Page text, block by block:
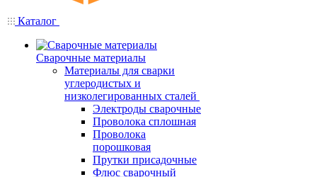
Каталог
Сварочные материалы
Материалы для сварки
углеродистых и
низколегированных сталей
Электроды сварочные
Проволока сплошная
Проволока
порошковая
Прутки присадочные
Флюс сварочный